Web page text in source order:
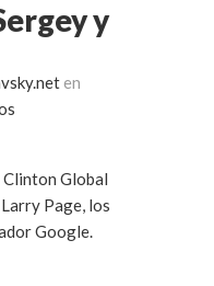
y
en
Clinton Global
Page, los
Google.